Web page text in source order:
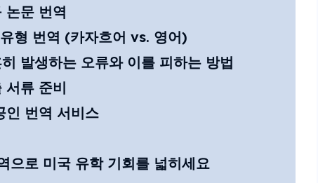
논문 번역
형 번역 (카자흐어 vs. 영어)
발생하는 오류와 이를 피하는 방법
서류 준비
인 번역 서비스
로 미국 유학 기회를 넓히세요